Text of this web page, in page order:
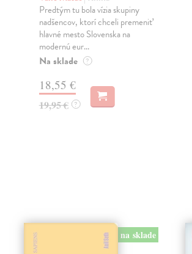
Predtým tu bola vízia skupiny
nadšencov, ktorí chceli premeniť
hlavné mesto Slovenska na
modernú eur...
Na sklade ?
18,55 €
19,95 € ?
na sklade